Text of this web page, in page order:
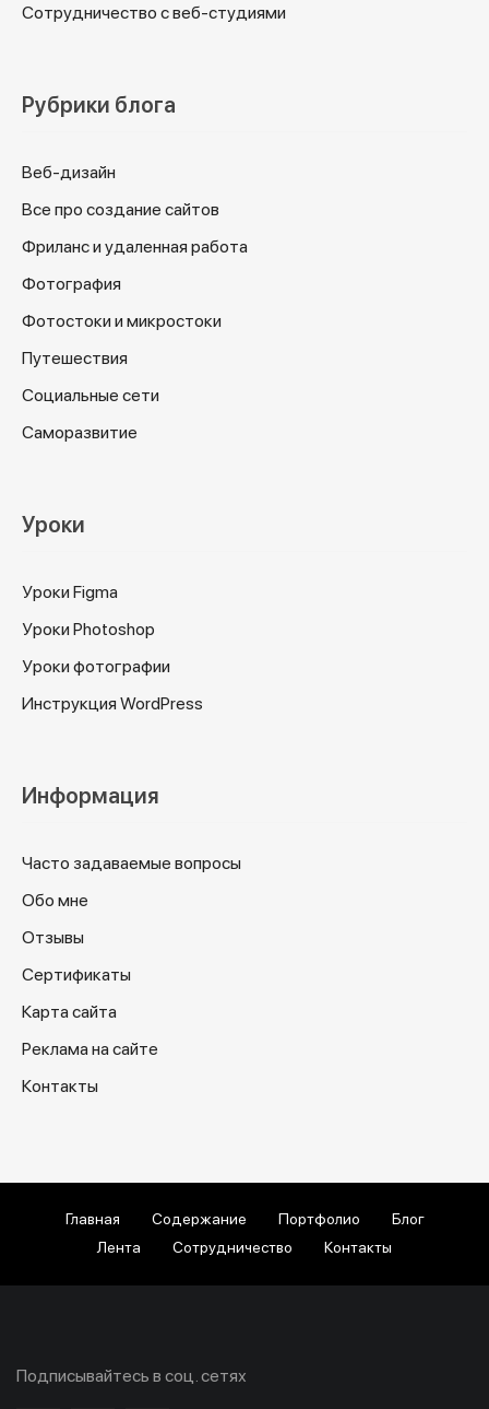
Сотрудничество с веб-студиями
Рубрики блога
Веб-дизайн
Все про создание сайтов
Фриланс и удаленная работа
Фотография
Фотостоки и микростоки
Путешествия
Социальные сети
Саморазвитие
Уроки
Уроки Figma
Уроки Photoshop
Уроки фотографии
Инструкция WordPress
Информация
Часто задаваемые вопросы
Обо мне
Отзывы
Сертификаты
Карта сайта
Реклама на сайте
Контакты
Главная Содержание Портфолио
Блог
Лента
Сотрудничество Контакты
Подписывайтесь в соц. сетях